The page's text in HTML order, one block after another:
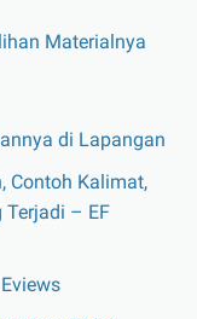
Materialnya
di Lapangan
Contoh Kalimat,
Terjadi – EF